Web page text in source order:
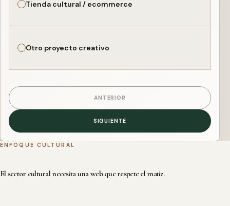
Tienda cultural / ecommerce
Otro proyecto creativo
ANTERIOR
SIGUIENTE
ENFOQUE CULTURAL
El sector cultural necesita una web que respete el matiz.